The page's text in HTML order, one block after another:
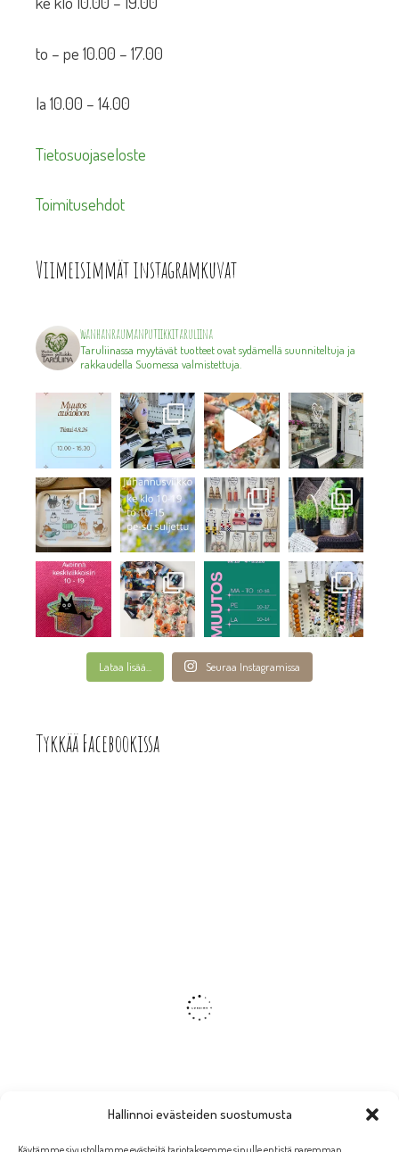
Hallinnoi evästeiden suostumusta
to – pe 10.00 – 17.00
la 10.00 – 14.00
Tietosuojaseloste
Toimitusehdot
Viimeisimmät instagramkuvat
wanhanraumanputiikkitaruliina
Taruliinassa myytävät tuotteet ovat sydämellä suunniteltuja ja
rakkaudella Suomessa valmistettuja.
Lataa lisää... Seuraa Instagramissa
Tykkää Facebookissa